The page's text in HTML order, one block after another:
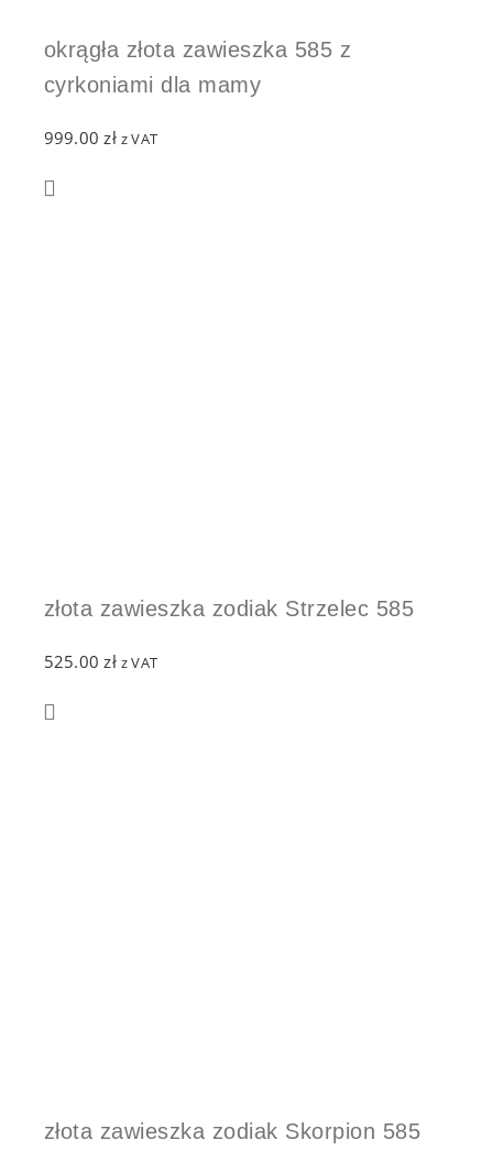
okrągła złota zawieszka 585 z
cyrkoniami dla mamy
999.00zł z VAT
złota zawieszka zodiak Strzelec 585
525.00zł z VAT
złota zawieszka zodiak Skorpion 585